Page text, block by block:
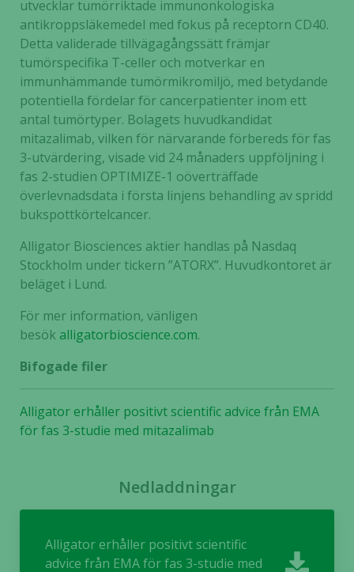
utvecklar tumörriktade immunonkologiska
antikroppsläkemedel med fokus på receptorn CD40.
Detta validerade tillvägagångssätt främjar
tumörspecifika T-celler och motverkar en
immunhämmande tumörmikromiljö, med betydande
potentiella fördelar för cancerpatienter inom ett
antal tumörtyper. Bolagets huvudkandidat
mitazalimab, vilken för närvarande förbereds för fas
3-utvärdering, visade vid 24 månaders uppföljning i
fas 2-studien OPTIMIZE-1 oöverträffade
överlevnadsdata i första linjens behandling av spridd
bukspottkörtelcancer.
Alligator Biosciences aktier handlas på Nasdaq
Stockholm under tickern ”ATORX”. Huvudkontoret är
beläget i Lund.
För mer information, vänligen
besök alligatorbioscience.com.
Bifogade filer
Alligator erhåller positivt scientific advice från EMA
för fas 3-studie med mitazalimab
Nedladdningar
Alligator erhåller positivt scientific
advice från EMA för fas 3-studie med
välja bort. De
behövs för
att hemsidan
För att vi ska
kunna